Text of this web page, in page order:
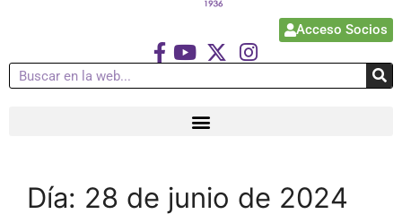
Acceso Socios
Día: 28 de junio de 2024